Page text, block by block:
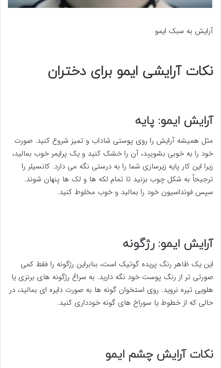
آرایش به سبک ایمو
نکات آرایشی ایمو برای دختران
آرایش ایمو: پایه
مثل همیشه آرایش را روی پوستی شاداب و تمیز شروع کنید. صورت
خود را به خوبی بشویید، آن را خشک کنید و یک پرایمر خوب بمالید،
زیرا این کار پایه زیرسازی شما را به درستی نگه می دارد. کانسیلر را
ترجیحاً به شکل چوب بزنید تا تمام لکه ها و لک ها پنهان شوند.
سپس فونداسیون خود را بمالید و خوب مخلوط کنید.
آرایش ایمو: رژگونه
این یک ظاهر رنگ پریده گوتیک است، بنابراین رژگونه را فقط کمی
صورتی تر از رنگ پوست خود نگه دارید. به سراغ رژگونه های برنزی یا
هلویی تیره نروید. روی استخوان گونه ها به صورت دایره ای بمالید، در
حالی که از خطوط یا سوراخ های گونه خودداری کنید.
نکات آرایش چشم ایمو